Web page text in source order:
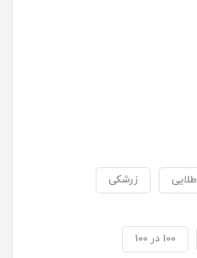
طلایی زرشکی
100 در 100